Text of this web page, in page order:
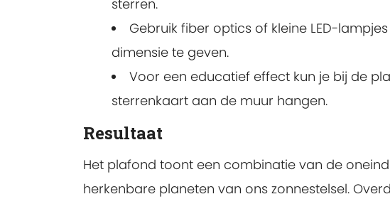
sterren.
Gebruik fiber optics of kleine LED-
dimensie te geven.
Voor een educatief effect kun je bij de
sterrenkaart aan de muur hangen.
Resultaat
Het plafond toont een combinatie van de
herkenbare planeten van ons zonnestelsel.